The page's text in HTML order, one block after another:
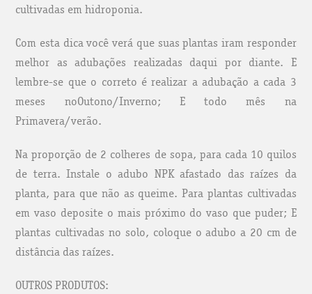
cultivadas em hidroponia.
Com esta dica você verá que suas plantas iram responder
melhor as adubações realizadas daqui por diante. E
lembre-se que o correto é realizar a adubação a cada 3
meses noOutono/Inverno; E todo mês na
Primavera/verão.
Na proporção de 2 colheres de sopa, para cada 10 quilos
de terra. Instale o adubo NPK afastado das raízes da
planta, para que não as queime. Para plantas cultivadas
em vaso deposite o mais próximo do vaso que puder; E
plantas cultivadas no solo, coloque o adubo a 20 cm de
distância das raízes.
OUTROS PRODUTOS: